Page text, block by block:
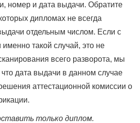
номер и дата выдачи. Обратите
дипломах не всегда
отдельным числом. Если с
такой случай, это не
всего разворота, мы
дата выдачи в данном случае
аттестационной комиссии о
только диплом.